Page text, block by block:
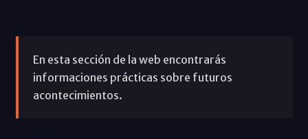
En esta sección de la web encontrarás
informaciones prácticas sobre futuros
acontecimientos.